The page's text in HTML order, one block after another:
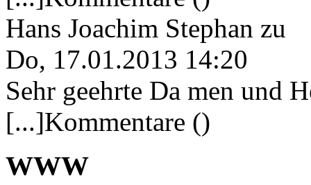
Hans Joachim Stephan zu
Do, 17.01.2013 14:20
Sehr geehrte Da men und
[...]Kommentare ()
WWW